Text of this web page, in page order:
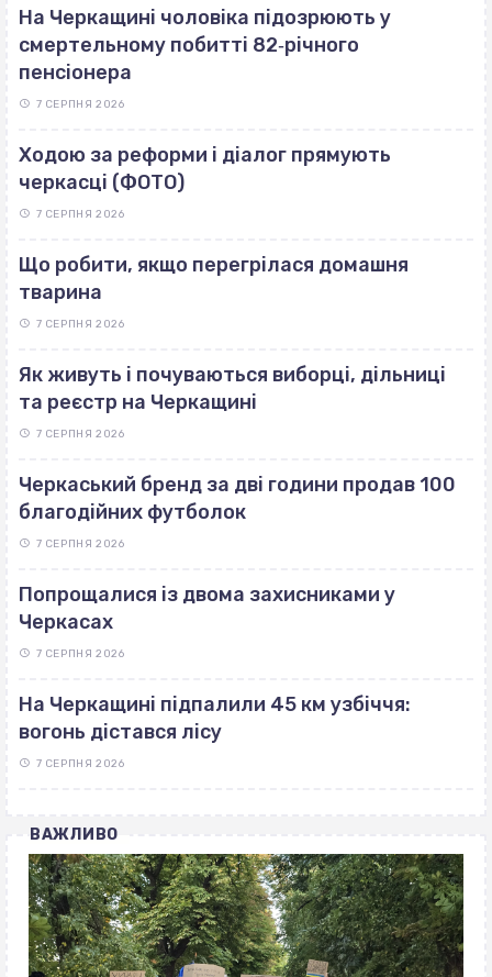
На Черкащині чоловіка підозрюють у
смертельному побитті 82‐річного
пенсіонера
7 СЕРПНЯ 2026
Ходою за реформи і діалог прямують
черкасці (ФОТО)
7 СЕРПНЯ 2026
Що робити, якщо перегрілася домашня
тварина
7 СЕРПНЯ 2026
Як живуть і почуваються виборці, дільниці
та реєстр на Черкащині
7 СЕРПНЯ 2026
Черкаський бренд за дві години продав 100
благодійних футболок
7 СЕРПНЯ 2026
Попрощалися із двома захисниками у
Черкасах
7 СЕРПНЯ 2026
На Черкащині підпалили 45 км узбіччя:
вогонь дістався лісу
7 СЕРПНЯ 2026
ВАЖЛИВО